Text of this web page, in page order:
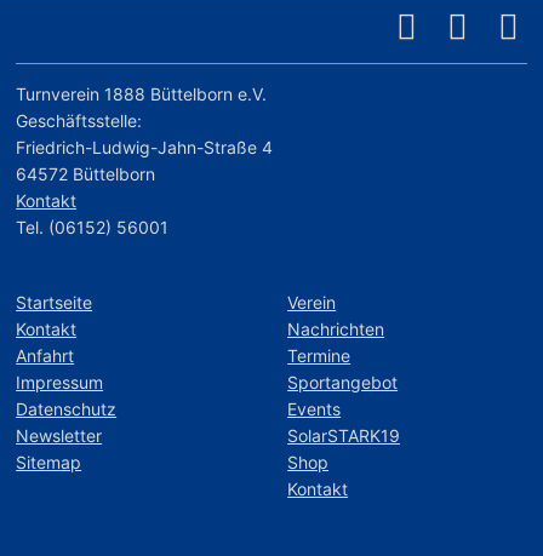
Turnverein 1888 Büttelborn e.V.
Geschäftsstelle:
Friedrich-Ludwig-Jahn-Straße 4
64572 Büttelborn
Kontakt
Tel. (06152) 56001
Startseite
Kontakt
Anfahrt
Impressum
Datenschutz
Newsletter
Sitemap
Verein
Nachrichten
Termine
Sportangebot
Events
SolarSTARK19
Shop
Kontakt